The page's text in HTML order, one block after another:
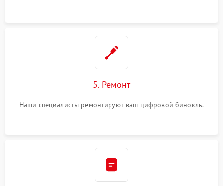
5. Ремонт
Наши специалисты ремонтируют ваш цифровой бинокль.